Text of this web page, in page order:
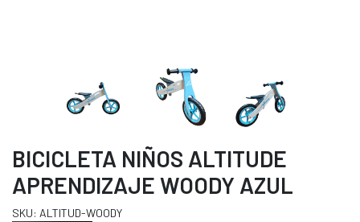
BICICLETA NIÑOS ALTITUDE
APRENDIZAJE WOODY AZUL
SKU: ALTITUD-WOODY